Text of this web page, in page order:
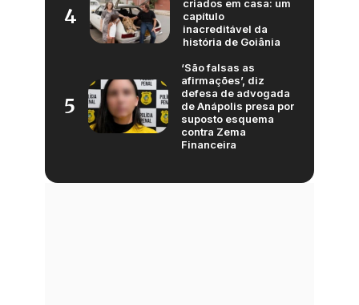
4
criados em casa: um
capítulo
inacreditável da
história de Goiânia
5
‘São falsas as
afirmações’, diz
defesa de advogada
de Anápolis presa por
suposto esquema
contra Zema
Financeira